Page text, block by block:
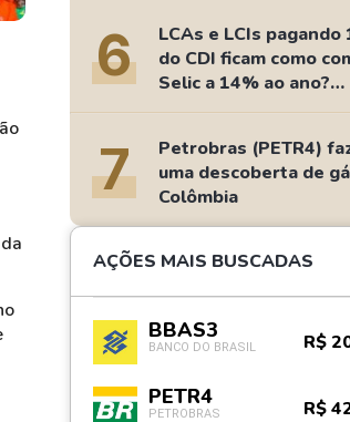
6
LCAs e LCIs pagando
do CDI ficam como
Selic a 14% ao ano?
Fizemos as contas
7
Petrobras (PETR4)
uma descoberta de
Colômbia
AÇÕES MAIS BUSCADAS
BBAS3
BANCO DO BRASIL R$
PETR4
PETROBRAS R$